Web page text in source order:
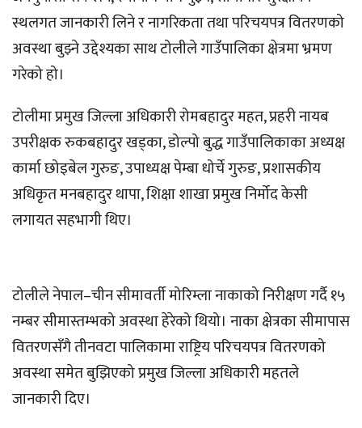
स्थलगत जानकारी लिने र नागरिकता तथा परिचयपत्र वितरणको
अवस्था बुझ्ने उद्देश्यका साथ टोलीले गाउँपालिका क्षेत्रमा भ्रमण
गरेको हो।
टोलीमा प्रमुख जिल्ला अधिकारी रोमबहादुर महत, प्रहरी नायब
उपरीक्षक रुकबहादुर खड्का, डोल्पो बुद्ध गाउँपालिकाका अध्यक्ष
कार्मा छोइबेल गुरुङ, उपाध्यक्ष पेम्बा धोर्चे गुरुङ, प्रशासकीय
अधिकृत मनबहादुर थापा, शिक्षा शाखा प्रमुख निर्मोद केसी
लगायत सहभागी थिए।
टोलीले नेपाल–चीन सीमावर्ती मोरिम्ला नाकाको निरीक्षण गर्दै १५
नम्बर सीमास्तम्भको अवस्था हेरेको थियो। नाका क्षेत्रका सीमापास
वितरणसँगै तीनवटा पालिकामा राष्ट्रिय परिचयपत्र वितरणको
अवस्था समेत बुझिएको प्रमुख जिल्ला अधिकारी महतले
जानकारी दिए।